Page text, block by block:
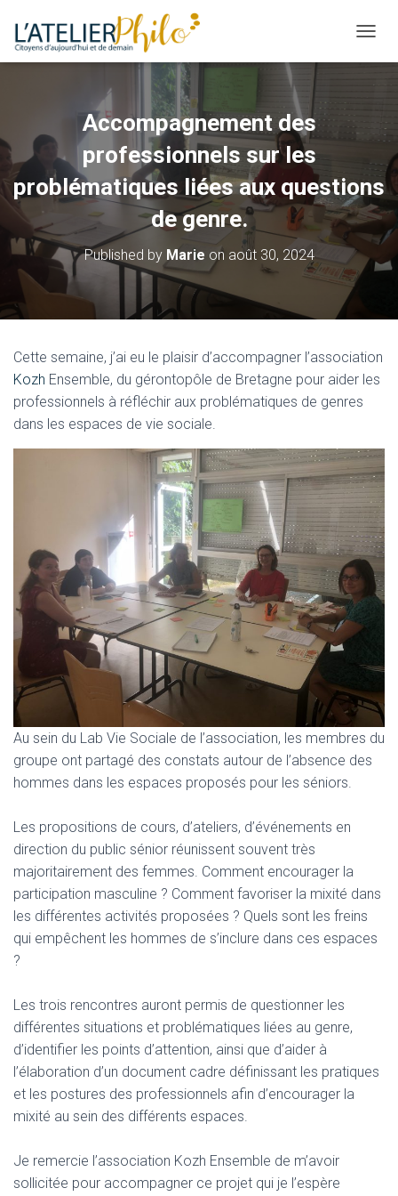
U
E
R
M
L
I
G
A
N
Accompagnement des
professionnels sur les
problématiques liées aux questions
de genre.
Published by Marie on août 30, 2024
Cette semaine, j’ai eu le plaisir d’accompagner l’association
Kozh Ensemble, du gérontopôle de Bretagne pour aider les
professionnels à réfléchir aux problématiques de genres
dans les espaces de vie sociale.
Au sein du Lab Vie Sociale de l’association, les membres du
groupe ont partagé des constats autour de l’absence des
hommes dans les espaces proposés pour les séniors.
Les propositions de cours, d’ateliers, d’événements en
direction du public sénior réunissent souvent très
majoritairement des femmes. Comment encourager la
participation masculine ? Comment favoriser la mixité dans
les différentes activités proposées ? Quels sont les freins
qui empêchent les hommes de s’inclure dans ces espaces
?
Les trois rencontres auront permis de questionner les
différentes situations et problématiques liées au genre,
d’identifier les points d’attention, ainsi que d’aider à
l’élaboration d’un document cadre définissant les pratiques
et les postures des professionnels afin d’encourager la
mixité au sein des différents espaces.
Je remercie l’association Kozh Ensemble de m’avoir
sollicitée pour accompagner ce projet qui je l’espère